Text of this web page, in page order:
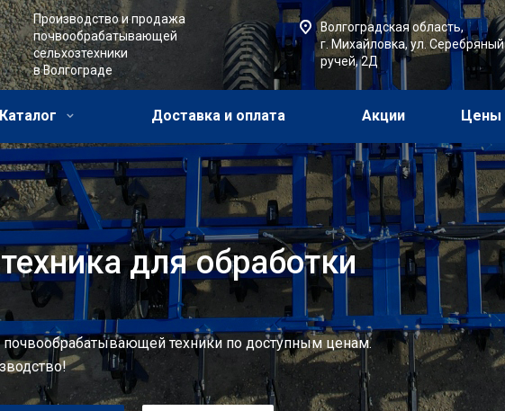
Производство и продажа
почвообрабатывающей
сельхозтехники
в Волгограде
Волгоградская область,
г. Михайловка, ул. Серебряный
ручей, 2Д
Каталог Доставка и оплата Акции Цены
для обработки
почвообрабатывающей техники по доступным ценам.